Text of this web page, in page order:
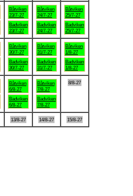
Båtviken
23/7-27
Badviken
23/7-27
Båtviken
24/7-27
Badviken
24/7-27
Båtviken
25/7-27
Badviken
25/7-27
Båtviken
30/7-27
Badviken
30/7-27
Båtviken
31/7-27
Badviken
31/7-27
Båtviken
1/8-27
Badviken
1/8-27
Båtviken
6/8-27
Badviken
6/8-27
Båtviken
7/8-27
Badviken
7/8-27
8/8-27
13/8-27 14/8-27 15/8-27